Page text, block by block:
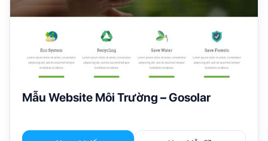
Mẫu Website Môi Trường – Gosolar